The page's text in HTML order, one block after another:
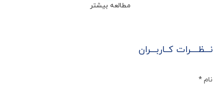
مطالعه بیشتر
نـــظــــرات کــاربـــران
نام *